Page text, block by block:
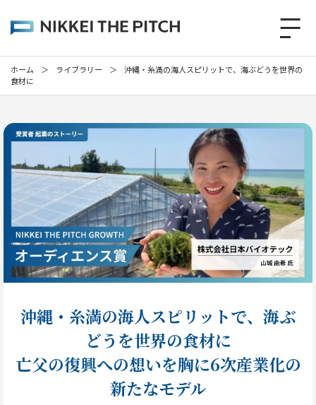
ホーム ＞ ライブラリー ＞
沖縄・糸満の海人スピリットで、海ぶどうを世界の
食材に
沖縄・糸満の海人スピリットで、海ぶ
どうを世界の食材に
亡父の復興への想いを胸に6次産業化の
新たなモデル